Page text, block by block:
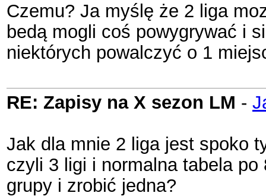
Czemu? Ja myślę że 2 liga
bedą mogli coś powygrywać i
niektórych powalczyć o 1
RE: Zapisy na X sezon LM -
Jak dla mnie 2 liga jest spoko
czyli 3 ligi i normalna tabela
grupy i zrobić jedna?